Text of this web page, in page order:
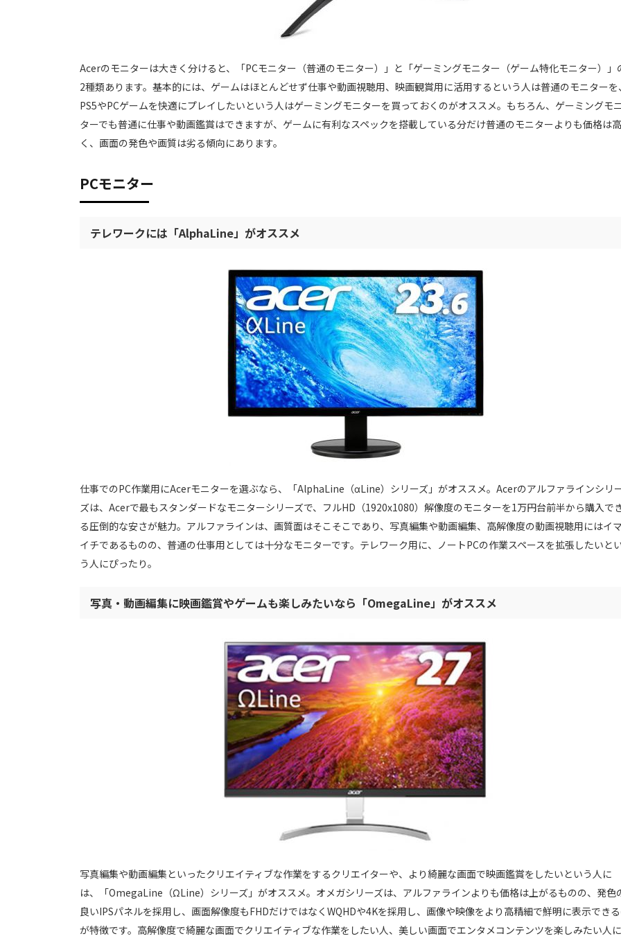
Acerのモニターは大きく分けると、「PCモニター（普通のモニター）」と「ゲーミングモニター（ゲーム特化モニター）」
2種類あります。基本的には、ゲームはほとんどせず仕事や動画視聴用、映画観賞用に活用するという人は普通のモニターを、
PS5やPCゲームを快適にプレイしたいという人はゲーミングモニターを買っておくのがオススメ。もちろん、ゲーミングモ
ターでも普通に仕事や動画鑑賞はできますが、ゲームに有利なスペックを搭載している分だけ普通のモニターよりも価格は高
く、画面の発色や画質は劣る傾向にあります。
PCモニター
テレワークには「AlphaLine」がオススメ
仕事でのPC作業用にAcerモニターを選ぶなら、「AlphaLine（αLine）シリーズ」がオススメ。Acerのアルファラインシリ
ズは、Acerで最もスタンダードなモニターシリーズで、フルHD（1920x1080）解像度のモニターを1万円台前半から購入で
る圧倒的な安さが魅力。アルファラインは、画質面はそこそこであり、写真編集や動画編集、高解像度の動画視聴用にはイマ
イチであるものの、普通の仕事用としては十分なモニターです。テレワーク用に、ノートPCの作業スペースを拡張したいと
う人にぴったり。
写真・動画編集に映画鑑賞やゲームも楽しみたいなら「OmegaLine」がオススメ
写真編集や動画編集といったクリエイティブな作業をするクリエイターや、より綺麗な画面で映画鑑賞をしたいという人に
は、「OmegaLine（ΩLine）シリーズ」がオススメ。オメガシリーズは、アルファラインよりも価格は上がるものの、発色
良いIPSパネルを採用し、画面解像度もFHDだけではなくWQHDや4Kを採用し、画像や映像をより高精細で鮮明に表示でき
が特徴です。高解像度で綺麗な画面でクリエイティブな作業をしたい人、美しい画面でエンタメコンテンツを楽しみたい人に